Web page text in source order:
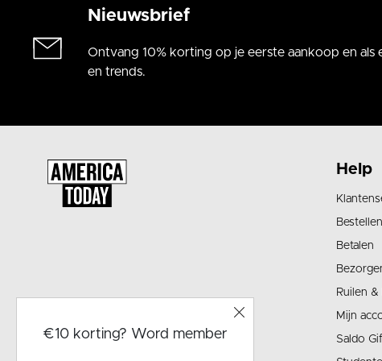
Nieuwsbrief
Ontvang 10% korting op je eerste aankoop en als
en trends.
Help
Bestellen
Betalen
Ruilen &
Mijn
Saldo
€10 korting? Word member